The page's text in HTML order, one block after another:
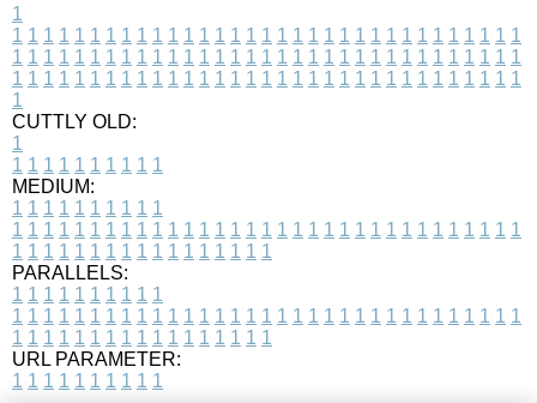
1
1 1 1 1 1 1 1 1 1 1 1 1 1 1 1 1 1 1 1 1 1 1 1 1 1 1 1 1 1 1 1 1 1
1 1 1 1 1 1 1 1 1 1 1 1 1 1 1 1 1 1 1 1 1 1 1 1 1 1 1 1 1 1 1 1 1
1 1 1 1 1 1 1 1 1 1 1 1 1 1 1 1 1 1 1 1 1 1 1 1 1 1 1 1 1 1 1 1 1
1
CUTTLY OLD:
1
1 1 1 1 1 1 1 1 1 1
MEDIUM:
1 1 1 1 1 1 1 1 1 1
1 1 1 1 1 1 1 1 1 1 1 1 1 1 1 1 1 1 1 1 1 1 1 1 1 1 1 1 1 1 1 1 1
1 1 1 1 1 1 1 1 1 1 1 1 1 1 1 1 1
PARALLELS:
1 1 1 1 1 1 1 1 1 1
1 1 1 1 1 1 1 1 1 1 1 1 1 1 1 1 1 1 1 1 1 1 1 1 1 1 1 1 1 1 1 1 1
1 1 1 1 1 1 1 1 1 1 1 1 1 1 1 1 1
URL PARAMETER:
1 1 1 1 1 1 1 1 1 1